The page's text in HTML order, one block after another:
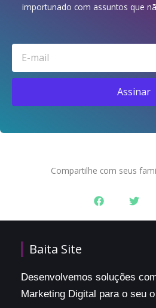
importunado com assuntos que
Email
Assinar
Compartilhe com seus
Baita Site
Desenvolvemos soluções
Marketing Digital para o seu